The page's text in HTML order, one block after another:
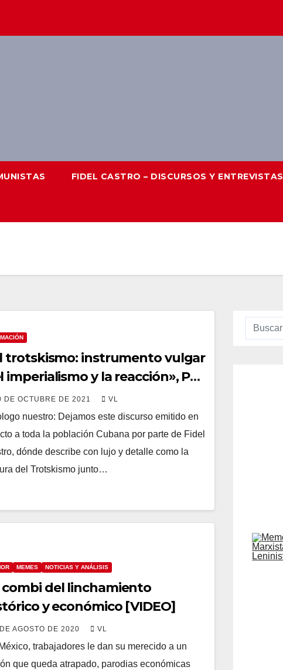
FIDEL CASTRO – DISCURSOS Y ENTREVISTAS
trotskismo: instrumento vulgar
imperialismo y la reacción», Por
Castro
DE OCTUBRE DE 2021 VL
nuestro: Dejamos este discurso emitido en
a toda la población Cubana por parte de Fidel
dónde describe con lujo y detalle como la
del Trotskismo junto…
MEMES NOTICIAS Y ANÁLISIS
combi del linchamiento
y económico [VIDEO]
AGOSTO DE 2020 VL
trabajadores le dan su merecido a un
que queda atrapado, parodias económicas